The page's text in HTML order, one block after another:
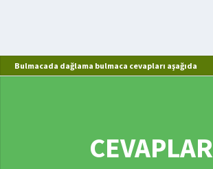
Bulmacada dağlama bulmaca cevapları aşağıda
CEVAPLAR